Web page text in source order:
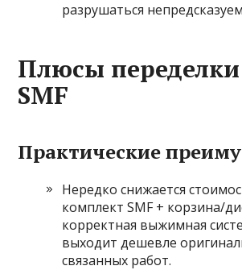
разрушаться
Плюсы
SMF
Практические
Нередко снижается
комплект SMF + корзина/
корректная выжимная
выходит дешевле
связанных работ.